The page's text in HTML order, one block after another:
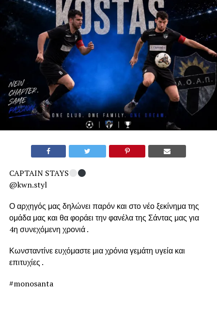
CAPTAIN STAYS
@kwn.styl
Ο αρχηγός μας δηλώνει παρόν και στο νέο ξεκίνημα της
ομάδα μας και θα φοράει την φανέλα της Σάντας μας για
4η συνεχόμενη χρονιά .
Κωνσταντίνε ευχόμαστε μια χρόνια γεμάτη υγεία και
επιτυχίες .
#monosanta